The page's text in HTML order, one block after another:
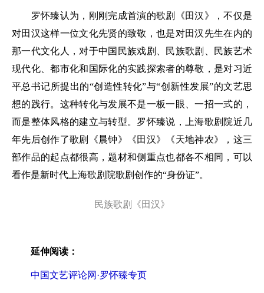
罗怀臻认为，刚刚完成首演的歌剧《田汉》，不仅是
对田汉这样一位文化先贤的致敬，也是对田汉先生在内的
那一代文化人，对于中国民族戏剧、民族歌剧、民族艺术
现代化、都市化和国际化的实践探索者的尊敬，是对习近
平总书记所提出的“创造性转化”与“创新性发展”的文艺思
想的践行。这种转化与发展不是一板一眼、一招一式的，
而是整体风格的建立与转型。罗怀臻说，上海歌剧院近几
年先后创作了歌剧《晨钟》《田汉》《天地神农》，这三
部作品的起点都很高，题材和侧重点也都各不相同，可以
看作是新时代上海歌剧院歌剧创作的“身份证”。
民族歌剧《田汉》
延伸阅读：
中国文艺评论网·罗怀臻专页